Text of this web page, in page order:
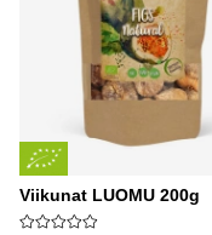
Viikunat LUOMU 200g